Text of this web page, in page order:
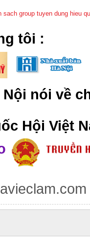
sach group tuyen dung hieu
tôi :
Nội nói về
Hội Việt